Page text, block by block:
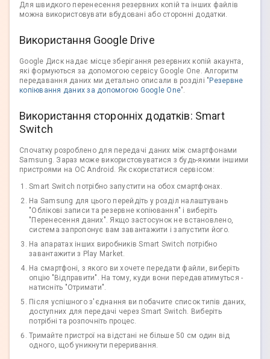
Для швидкого перенесення резервних копій та інших файлів
можна використовувати вбудовані або сторонні додатки.
Використання Google Drive
Google Диск надає місце зберігання резервних копій акаунта,
які формуються за допомогою сервісу Google One. Алгоритм
передавання даних ми детально описали в розділі " Резервне
копіювання даних за допомогою Google One".
Використання сторонніх додатків: Smart
Switch
Спочатку розроблено для передачі даних між смартфонами
Samsung. Зараз може використовуватися з будь-якими іншими
пристроями на ОС Android. Як скористатися сервісом:
Smart Switch потрібно запустити на обох смартфонах.
На Samsung для цього перейдіть у розділ налаштувань
"Облікові записи та резервне копіювання" і виберіть
"Перенесення даних". Якщо застосунок не встановлено,
система запропонує вам завантажити і запустити його.
На апаратах інших виробників Smart Switch потрібно
завантажити з Play Market.
На смартфоні, з якого ви хочете передати файли, виберіть
опцію "Відправити". На тому, куди вони передаватимуться -
натисніть "Отримати".
Після успішного з'єднання ви побачите список типів даних,
доступних для передачі через Smart Switch. Виберіть
потрібні та розпочніть процес.
Тримайте пристрої на відстані не більше 50 см один від
одного, щоб уникнути переривання.